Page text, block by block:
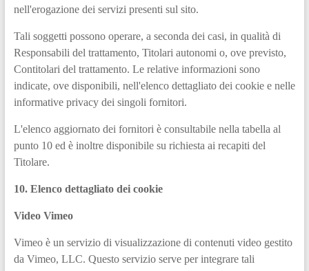
nell'erogazione dei servizi presenti sul sito.
Tali soggetti possono operare, a seconda dei casi, in qualità di
Responsabili del trattamento, Titolari autonomi o, ove previsto,
Contitolari del trattamento. Le relative informazioni sono
indicate, ove disponibili, nell'elenco dettagliato dei cookie e nelle
informative privacy dei singoli fornitori.
L'elenco aggiornato dei fornitori è consultabile nella tabella al
punto 10 ed è inoltre disponibile su richiesta ai recapiti del
Titolare.
10. Elenco dettagliato dei cookie
Video Vimeo
Vimeo è un servizio di visualizzazione di contenuti video gestito
da Vimeo, LLC. Questo servizio serve per integrare tali